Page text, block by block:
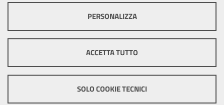
ottimale per ogni utente. Essi non raccolgono i tuoi dati e le tue
informazioni di navigazione per scopi di marketing e profilazione, e
pertanto possono essere utilizzati senza bisogno di acquisire il tuo
PERSONALIZZA
ACCETTA TUTTO
SOLO COOKIE TECNICI
Mappa del sito
Cookie